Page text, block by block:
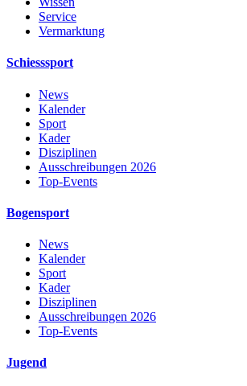
Service
Vermarktung
Schiesssport
News
Kalender
Sport
Kader
Disziplinen
Ausschreibungen 2026
Top-Events
Bogensport
News
Kalender
Sport
Kader
Disziplinen
Ausschreibungen 2026
Top-Events
Jugend